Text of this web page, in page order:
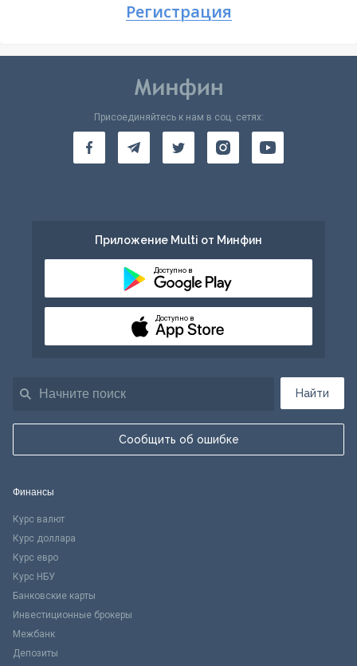
Регистрация
Найти
Сообщить об ошибке
Присоединяйтесь к нам в соц. сетях:
Приложение Multi от Минфин
Доступно в
Доступно в
Финансы
Курс валют
Курс доллара
Курс евро
Курс НБУ
Банковские карты
Инвестиционные брокеры
Межбанк
Депозиты